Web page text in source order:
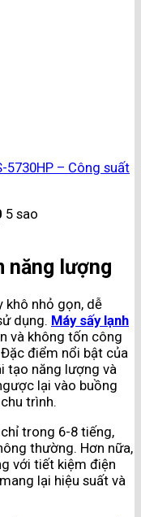
5730HP – Công suất
5 sao
năng lượng
khô nhỏ gọn, dễ
dụng. Máy sấy lạnh
và không tốn công
điểm nổi bật của
tạo năng lượng và
lại vào buồng
trình.
trong 6-8 tiếng,
thường. Hơn nữa,
với tiết kiệm điện
lại hiệu suất và